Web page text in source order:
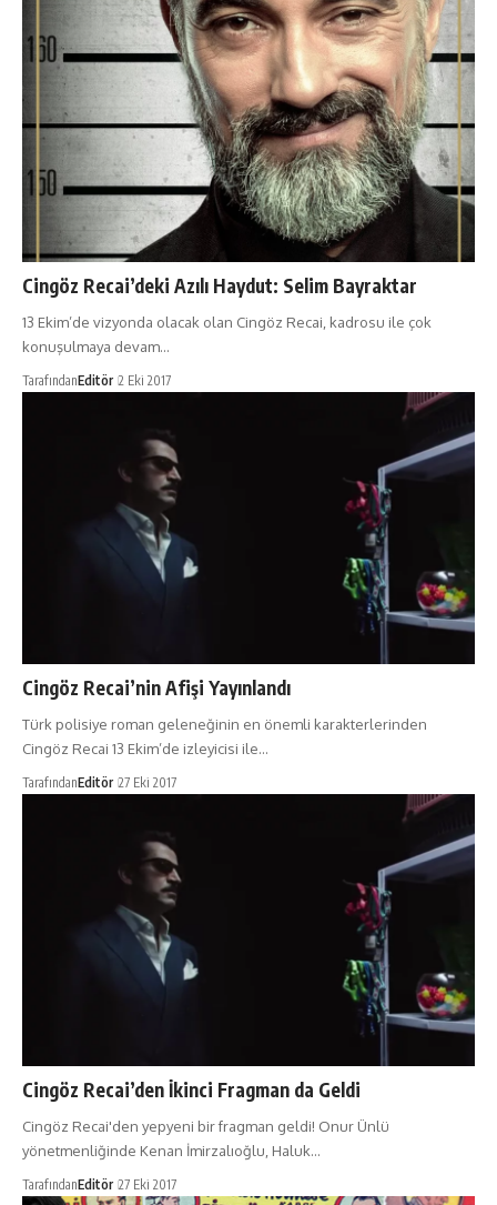
Cingöz Recai’deki Azılı Haydut: Selim Bayraktar
13 Ekim’de vizyonda olacak olan Cingöz Recai, kadrosu ile çok
konuşulmaya devam…
TarafındanEditör 2 Eki 2017
Cingöz Recai’nin Afişi Yayınlandı
Türk polisiye roman geleneğinin en önemli karakterlerinden
Cingöz Recai 13 Ekim’de izleyicisi ile…
TarafındanEditör 27 Eki 2017
Cingöz Recai’den İkinci Fragman da Geldi
Cingöz Recai'den yepyeni bir fragman geldi! Onur Ünlü
yönetmenliğinde Kenan İmirzalıoğlu, Haluk…
TarafındanEditör 27 Eki 2017